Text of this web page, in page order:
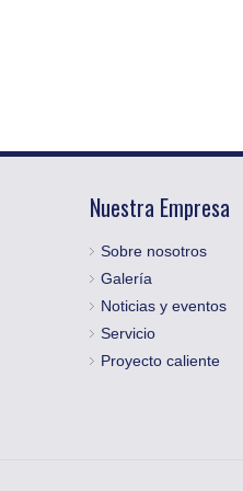
Nuestra Empresa
Sobre nosotros
Galería
Noticias y eventos
Servicio
Proyecto caliente